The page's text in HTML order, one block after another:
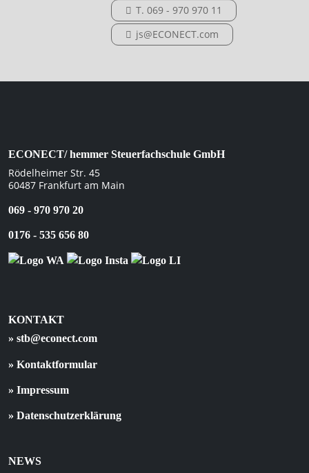
T. 069 - 970 970 11
js@ECONECT.com
ECONECT/ hemmer Steuerfachschule GmbH
Rödelheimer Str. 45
60487 Frankfurt am Main
069 - 970 970 20
0176 - 535 656 80
KONTAKT
» stb@econect.com
» Kontaktformular
» Impressum
» Datenschutzerklärung
NEWS